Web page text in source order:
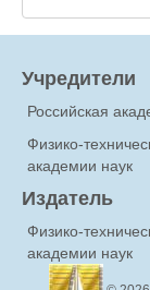
Учредители
Российская
Физико-
академии наук
Издатель
Физико-
академии наук